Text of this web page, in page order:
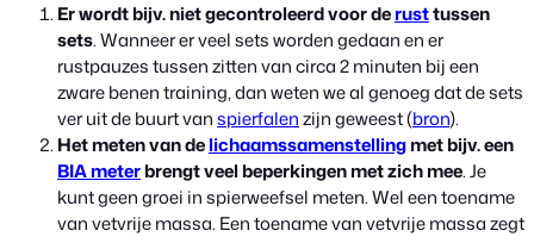
Er wordt bijv. niet gecontroleerd voor derusttussen
sets. Wanneer er veel sets worden gedaan en er
rustpauzes tussen zitten van circa 2 minuten bij een
zware benen training, dan weten we al genoeg dat de sets
ver uit de buurt vanspierfalenzijn geweest (bron).
Het meten van delichaamssamenstellingmet bijv. een
BIA meterbrengt veel beperkingen met zich mee. Je
kunt geen groei in spierweefsel meten. Wel een toename
van vetvrije massa. Een toename van vetvrije massa zegt